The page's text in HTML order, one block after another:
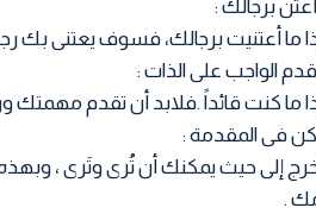
ما أعتنيت برجالك، فسوف يعتنى بك
ما كنت قائداً .فلابد أن تقدم مهمتك
إلى حيث يمكنك أن تُرى وتَرى ،
.